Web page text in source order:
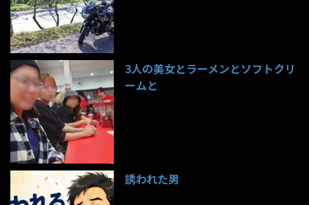
3人の美女とラーメンとソフトクリ
ームと
誘われた男